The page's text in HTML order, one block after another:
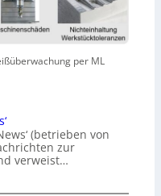
per ML
(betrieben von
zur
verweist…